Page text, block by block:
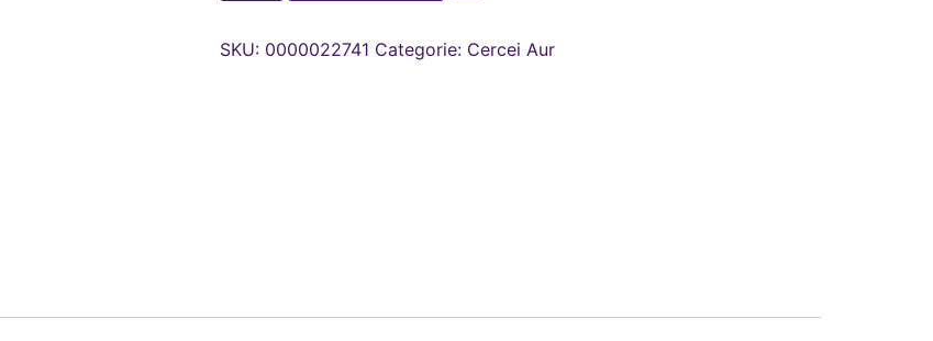
SKU: 0000022741 Categorie: Cercei Aur